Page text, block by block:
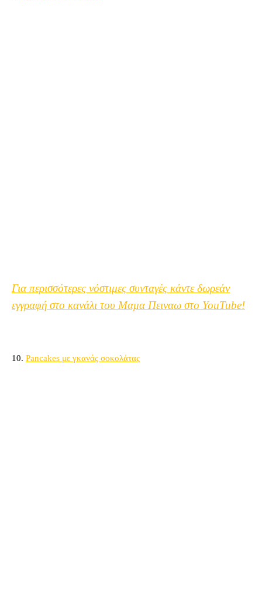
Για περισσότερες νόστιμες συνταγές κάντε δωρεάν
εγγραφή στο κανάλι του Μαμα Πειναω στο YouTube!
10. Pancakes με γκανάς σοκολάτας